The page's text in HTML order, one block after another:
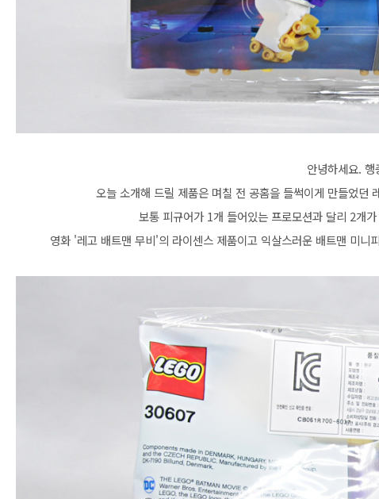
안녕하세요. 행
오늘 소개해 드릴 제품은 며칠 전 공홈을 들썩이게 만들었던
보통 피규어가 1개 들어있는 프로모션과 달리 2개
영화 '레고 배트맨 무비'의 라이센스 제품이고 익살스러운 배트맨 미니